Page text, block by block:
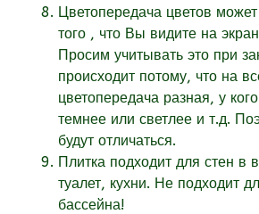
Цветопередача цветов может
того , что Вы видите на
Просим учитывать это при
происходит потому, что на
цветопередача разная, у
темнее или светлее и т.д.
будут отличаться.
Плитка подходит для стен в
туалет, кухни. Не подходит
бассейна!